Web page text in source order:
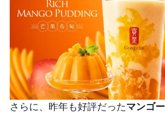
さらに、昨年も好評だったマンゴ